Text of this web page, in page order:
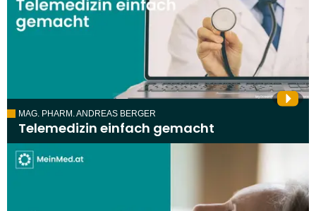
MAG. PHARM. ANDREAS BERGER
Telemedizin einfach gemacht